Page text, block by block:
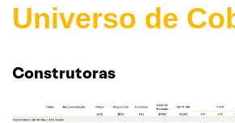
Universo de
Construtoras